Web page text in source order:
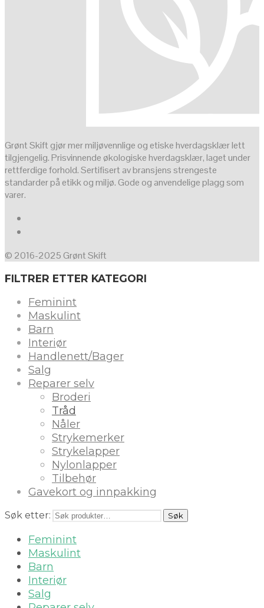
Grønt Skift gjør mer miljøvennlige og etiske hverdagsklær lett
tilgjengelig. Prisvinnende økologiske hverdagsklær, laget under
rettferdige forhold. Sertifisert av bransjens strengeste
standarder på etikk og miljø. Gode og anvendelige plagg som
varer.
© 2016-2025 Grønt Skift
FILTRER ETTER KATEGORI
Feminint
Maskulint
Barn
Interiør
Handlenett/Bager
Salg
Reparer selv
Broderi
Tråd
Nåler
Strykemerker
Strykelapper
Nylonlapper
Tilbehør
Gavekort og innpakking
Søk etter: Søk
Feminint
Maskulint
Barn
Interiør
Salg